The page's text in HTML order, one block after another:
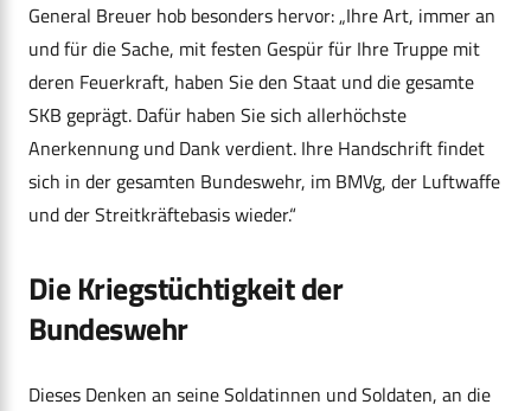
General Breuer hob besonders hervor: „Ihre Art, immer an
und für die Sache, mit festen Gespür für Ihre Truppe mit
deren Feuerkraft, haben Sie den Staat und die gesamte
SKB geprägt. Dafür haben Sie sich allerhöchste
Anerkennung und Dank verdient. Ihre Handschrift findet
sich in der gesamten Bundeswehr, im BMVg, der Luftwaffe
und der Streitkräftebasis wieder.“
Die Kriegstüchtigkeit der
Bundeswehr
Dieses Denken an seine Soldatinnen und Soldaten, an die